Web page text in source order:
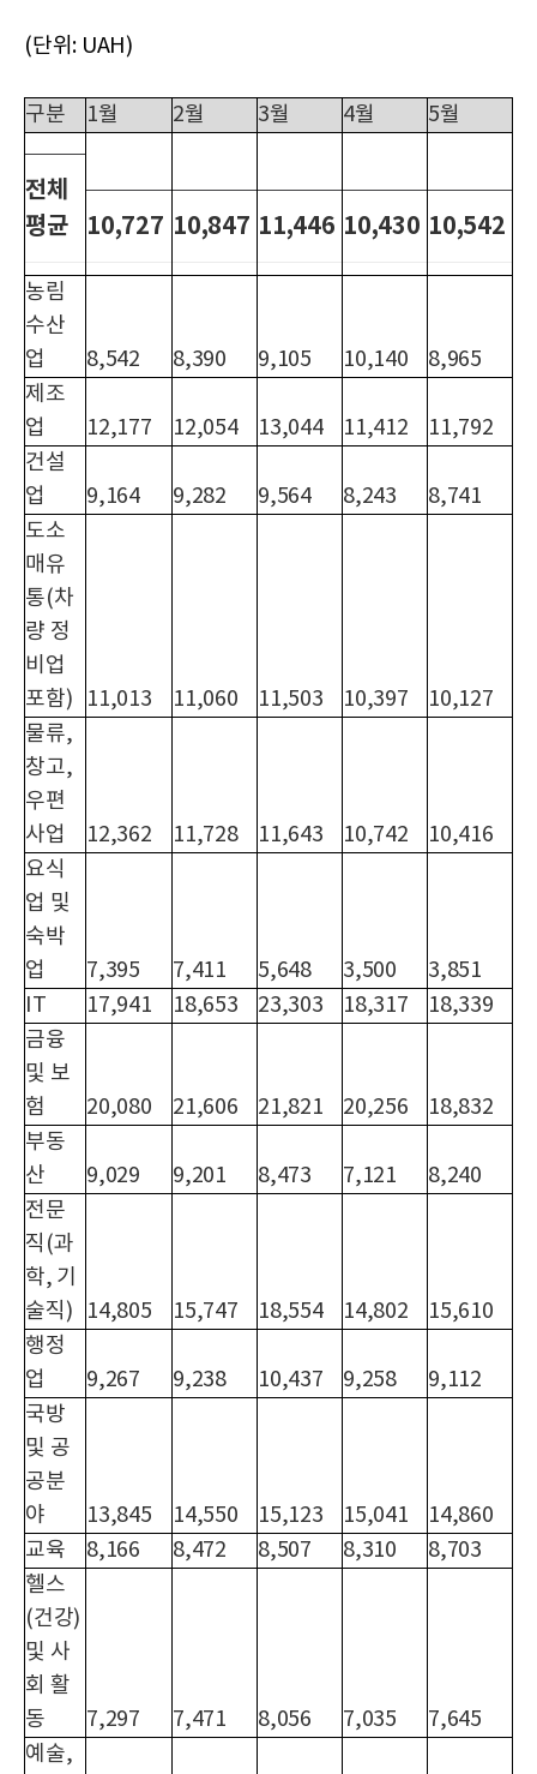
(단위: UAH)
구분 1월 2월 3월 4월 5월
전체
평균
10,727 10,847 11,446 10,430 10,542
농림
수산
업
8,542 8,390 9,105 10,140
8,965
제조
업
12,177 12,054 13,044 11,412
11,792
건설
업
9,164 9,282 9,564 8,243
8,741
도소
매유
통(차
량 정
비업
포함)
11,013 11,060 11,503 10,397
10,127
물류,
창고,
우편
사업
12,362 11,728 11,643 10,742
10,416
요식
업 및
숙박
업
7,395 7,411 5,648 3,500
3,851
IT
17,941 18,653 23,303 18,317
18,339
금융
및 보
험
20,080 21,606 21,821 20,256
18,832
부동
산
9,029 9,201 8,473 7,121
8,240
전문
직(과
학, 기
술직)
14,805 15,747 18,554 14,802
15,610
행정
업
9,267 9,238 10,437 9,258
9,112
국방
및 공
공분
야
13,845 14,550 15,123 15,041
14,860
교육
8,166 8,472 8,507 8,310
8,703
헬스
(건강)
및 사
회 활
동
7,297 7,471 8,056 7,035
7,645
예술,